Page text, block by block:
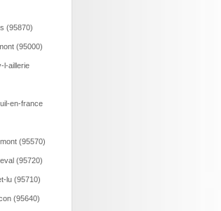
(95870)
(95000)
l-aillerie
en-france
(95570)
(95720)
lu (95710)
(95640)